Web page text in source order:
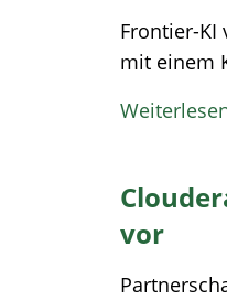
Frontier-KI
mit einem
vor